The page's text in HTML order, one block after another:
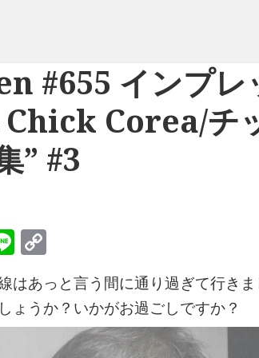
#655 インプレ
Chick Corea/チ
” #3
Li
e p
y
Li
はあっと言う間に通り過ぎて行き
ょうか？いかがお過ごしですか？